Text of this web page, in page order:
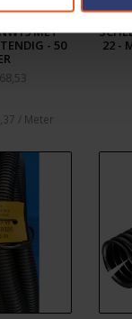
MET
- 50
/ Meter
22 -